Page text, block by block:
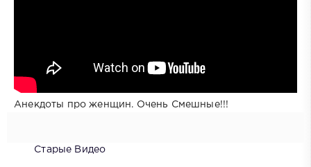
Анекдоты про женщин. Очень Смешные!!!
Старые Видео